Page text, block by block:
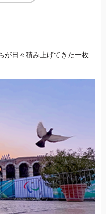
が日々積み上げてきた一枚